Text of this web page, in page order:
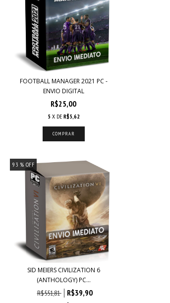
FOOTBALL MANAGER 2021 PC -
ENVIO DIGITAL
R$25,00
5 X DE R$5,62
93 % OFF
SID MEIERS CIVILIZATION 6
(ANTHOLOGY) PC...
R$551,81 R$39,90